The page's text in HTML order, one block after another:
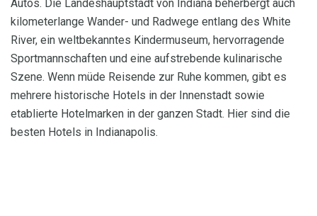
Autos. Die Landeshauptstadt von Indiana beherbergt auch
kilometerlange Wander- und Radwege entlang des White
River, ein weltbekanntes Kindermuseum, hervorragende
Sportmannschaften und eine aufstrebende kulinarische
Szene. Wenn müde Reisende zur Ruhe kommen, gibt es
mehrere historische Hotels in der Innenstadt sowie
etablierte Hotelmarken in der ganzen Stadt. Hier sind die
besten Hotels in Indianapolis.